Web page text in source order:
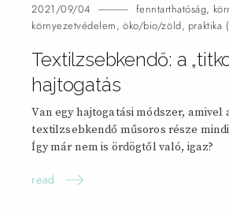
2021/09/04 fenntarthatóság,
környezetvédelem,öko/bio/zöld, praktika
Textilzsebkendő: a
hajtogatás
Van egy hajtogatási módszer, amivel
textilzsebkendő műsoros része
Így már nem is ördögtől való, igaz?
read